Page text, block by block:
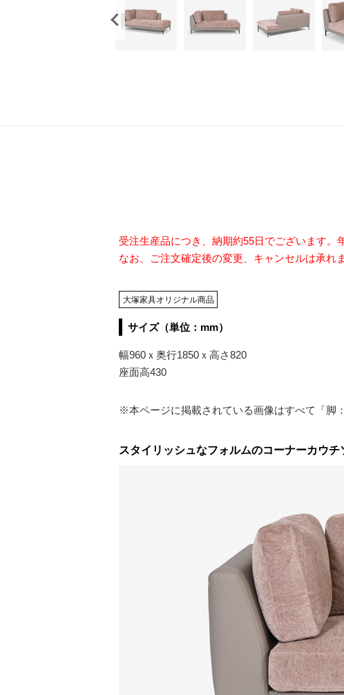
受注生産品につき、納期約55日でございます。
なお、ご注文確定後の変更、キャンセルは承れ
大塚家具オリジナル商品
サイズ（単位：mm）
幅960ｘ奥行1850ｘ高さ820
座面高430
※本ページに掲載されている画像はすべて「脚
スタイリッシュなフォルムのコーナーカウチ